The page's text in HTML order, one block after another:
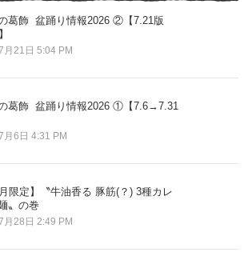
葛飾 盆踊り情報2026 ②【7.21版
月21日 5:04 PM
葛飾 盆踊り情報2026 ①【7.6→7.31
月6日 4:31 PM
月限定】〝牛油香る 豚筋(？) 3種カレ
〟の巻
月28日 2:49 PM